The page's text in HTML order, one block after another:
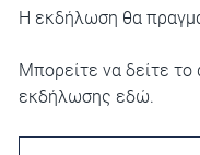
Η εκδήλωση θα
Μπορείτε να δείτε
εκδήλωσης εδώ.